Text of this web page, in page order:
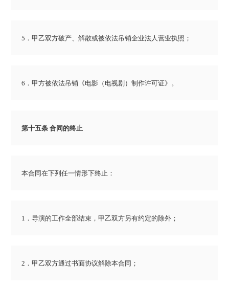
5．甲乙双方破产、解散或被依法吊销企业法人营业执照；
6．甲方被依法吊销《电影（电视剧）制作许可证》。
第十五条 合同的终止
本合同在下列任一情形下终止：
1．导演的工作全部结束，甲乙双方另有约定的除外；
2．甲乙双方通过书面协议解除本合同；